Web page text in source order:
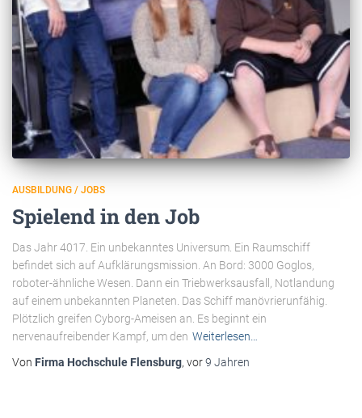
AUSBILDUNG / JOBS
Spielend in den Job
Das Jahr 4017. Ein unbekanntes Universum. Ein Raumschiff
befindet sich auf Aufklärungsmission. An Bord: 3000 Goglos,
roboter-ähnliche Wesen. Dann ein Triebwerksausfall, Notlandung
auf einem unbekannten Planeten. Das Schiff manövrierunfähig.
Plötzlich greifen Cyborg-Ameisen an. Es beginnt ein
nervenaufreibender Kampf, um den Weiterlesen…
Von Firma Hochschule Flensburg, vor9 Jahren